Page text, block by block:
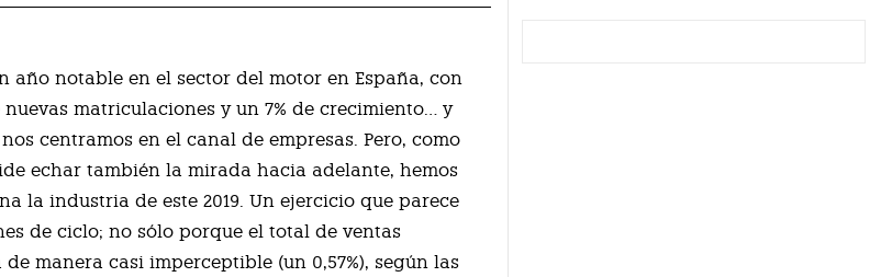
año notable en el sector del motor en España, con
nuevas matriculaciones y un 7% de crecimiento… y
centramos en el canal de empresas. Pero, como
echar también la mirada hacia adelante, hemos
la industria de este 2019. Un ejercicio que parece
de ciclo; no sólo porque el total de ventas
manera casi imperceptible (un 0,57%), según las